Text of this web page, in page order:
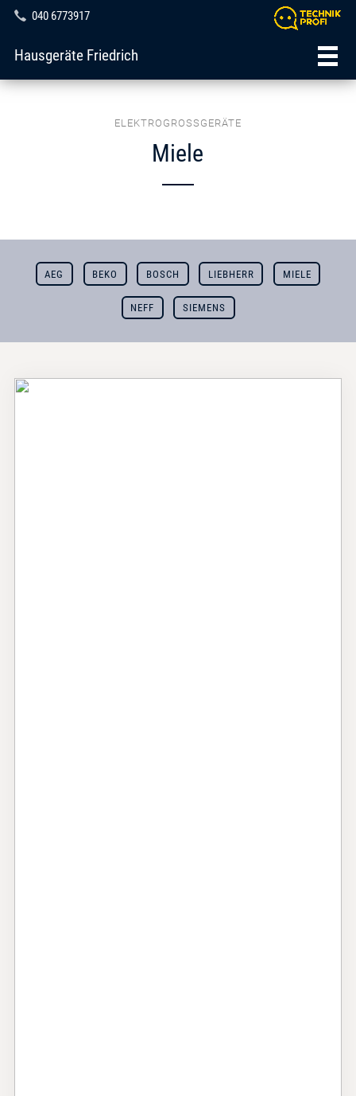
040 6773917
Hausgeräte Friedrich
ELEKTROGROSSGERÄTE
Miele
AEG BEKO BOSCH LIEBHERR MIELE
NEFF SIEMENS